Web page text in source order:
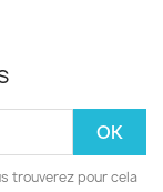
trouverez pour cela